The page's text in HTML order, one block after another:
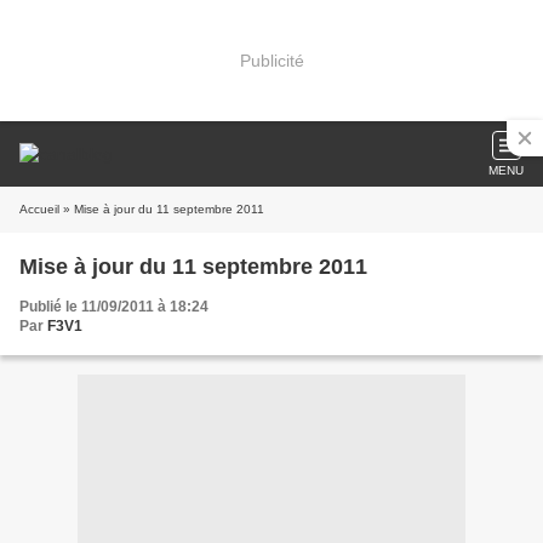
Publicité
MENU
Accueil » Mise à jour du 11 septembre 2011
Mise à jour du 11 septembre 2011
Publié le 11/09/2011 à 18:24
Par F3V1